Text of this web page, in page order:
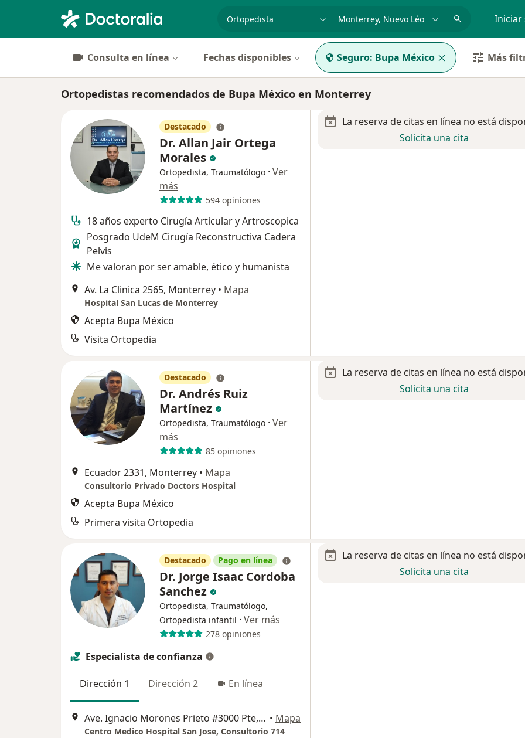
Iniciar
Consulta en línea Fechas disponibles Seguro: Bupa México Más
Ortopedistas recomendados de Bupa México en Monterrey
Destacado
Dr. Allan Jair Ortega
Morales
Ortopedista, Traumatólogo · Ver
más
594 opiniones
18 años experto Cirugía Articular y Artroscopica
Posgrado UdeM Cirugía Reconstructiva Cadera
Pelvis
Me valoran por ser amable, ético y humanista
Av. La Clinica 2565, Monterrey • Mapa
Hospital San Lucas de Monterrey
Acepta Bupa México
Visita Ortopedia
La reserva de citas en línea no está
Solicita una cita
Destacado
Dr. Andrés Ruiz
Martínez
Ortopedista, Traumatólogo · Ver
más
85 opiniones
Ecuador 2331, Monterrey • Mapa
Consultorio Privado Doctors Hospital
Acepta Bupa México
Primera visita Ortopedia
La reserva de citas en línea no está
Solicita una cita
Destacado Pago en línea
Dr. Jorge Isaac Cordoba
Sanchez
Ortopedista, Traumatólogo,
Ortopedista infantil · Ver más
278 opiniones
Especialista de confianza
Dirección 1 Dirección 2 En línea
Ave. Ignacio Morones Prieto #3000 Pte, Col. Los Doctores, Monterrey • Mapa
Centro Medico Hospital San Jose, Consultorio 714
La reserva de citas en línea no está
Solicita una cita